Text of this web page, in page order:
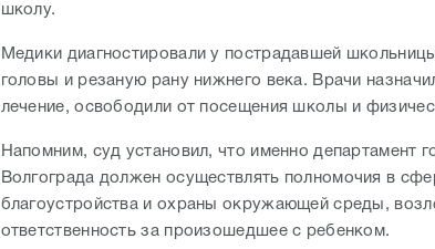
школу.
Медики диагностировали у пострадавшей
головы и резаную рану нижнего века. Врачи
лечение, освободили от посещения школы и
Напомним, суд установил, что именно департамент
Волгограда должен осуществлять полномочия в
благоустройства и охраны окружающей среды,
ответственность за произошедшее с ребенком.